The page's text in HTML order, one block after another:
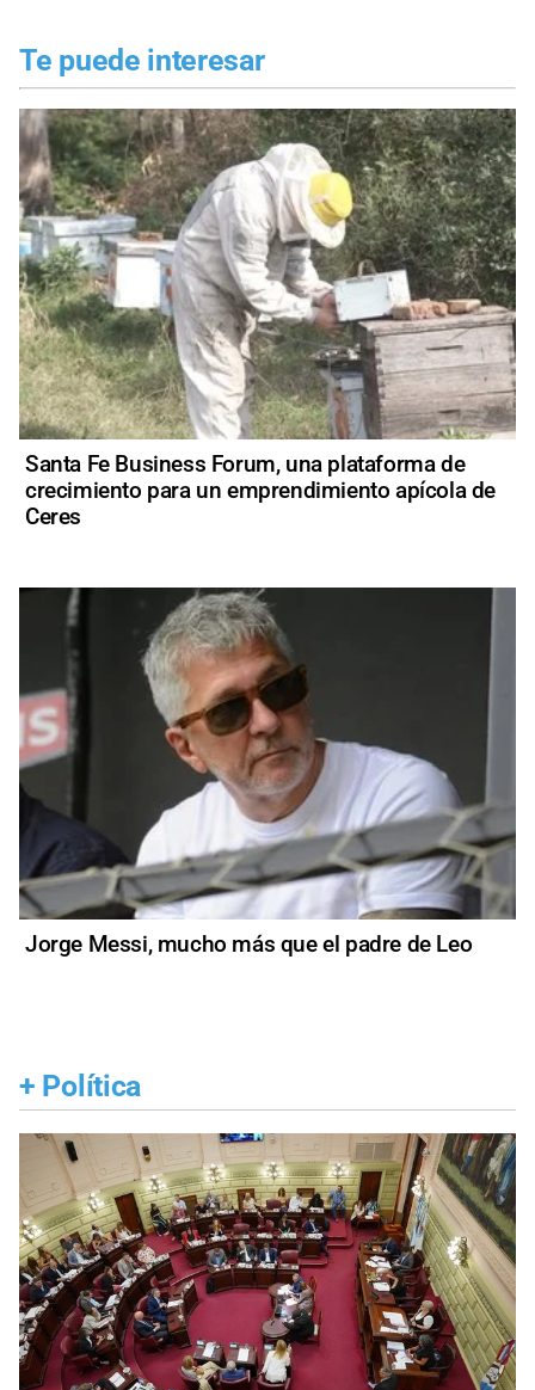
Te puede interesar
Santa Fe Business Forum, una plataforma de
crecimiento para un emprendimiento apícola de
Ceres
Jorge Messi, mucho más que el padre de Leo
+ Política